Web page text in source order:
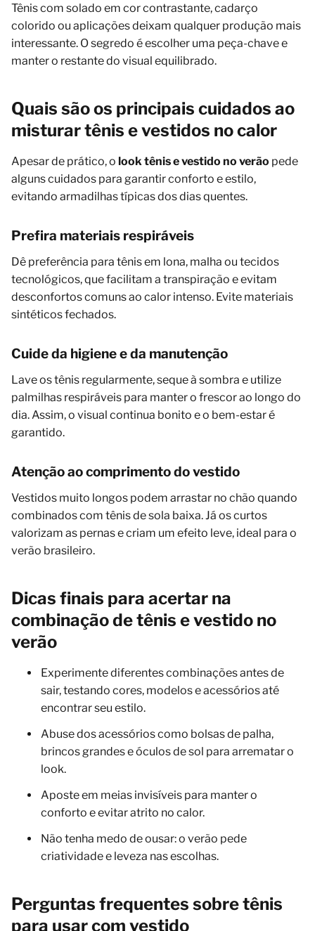
Tênis com solado em cor contrastante, cadarço
colorido ou aplicações deixam qualquer produção mais
interessante. O segredo é escolher uma peça-chave e
manter o restante do visual equilibrado.
Quais são os principais cuidados ao
misturar tênis e vestidos no calor
Apesar de prático, o look tênis e vestido no verão pede
alguns cuidados para garantir conforto e estilo,
evitando armadilhas típicas dos dias quentes.
Prefira materiais respiráveis
Dê preferência para tênis em lona, malha ou tecidos
tecnológicos, que facilitam a transpiração e evitam
desconfortos comuns ao calor intenso. Evite materiais
sintéticos fechados.
Cuide da higiene e da manutenção
Lave os tênis regularmente, seque à sombra e utilize
palmilhas respiráveis para manter o frescor ao longo do
dia. Assim, o visual continua bonito e o bem-estar é
garantido.
Atenção ao comprimento do vestido
Vestidos muito longos podem arrastar no chão quando
combinados com tênis de sola baixa. Já os curtos
valorizam as pernas e criam um efeito leve, ideal para o
verão brasileiro.
Dicas finais para acertar na
combinação de tênis e vestido no
verão
Experimente diferentes combinações antes de
sair, testando cores, modelos e acessórios até
encontrar seu estilo.
Abuse dos acessórios como bolsas de palha,
brincos grandes e óculos de sol para arrematar o
look.
Aposte em meias invisíveis para manter o
conforto e evitar atrito no calor.
Não tenha medo de ousar: o verão pede
criatividade e leveza nas escolhas.
Perguntas frequentes sobre tênis
para usar com vestido